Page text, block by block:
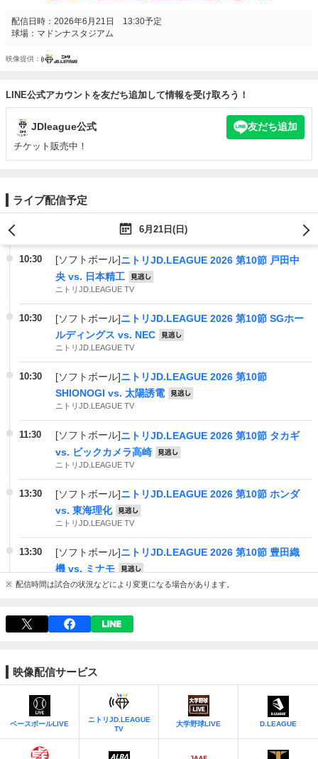
配信日時：2026年6月21日 13:30予定
球場：マドンナスタジアム
映像提供
LINE公式アカウントを友だち追加して情報を受け取ろう！
JDleague公式 友だち追加
チケット販売中！
ライブ配信予定
6月21日(日)
10:30 [ソフトボール]ニトリJD.LEAGUE 2026 第10節 戸田中
央 vs. 日本精工
ニトリJD.LEAGUE TV
10:30 [ソフトボール]ニトリJD.LEAGUE 2026 第10節 SGホー
ルディングス vs. NEC
ニトリJD.LEAGUE TV
10:30 [ソフトボール]ニトリJD.LEAGUE 2026 第10節
SHIONOGI vs. 太陽誘電
ニトリJD.LEAGUE TV
11:30 [ソフトボール]ニトリJD.LEAGUE 2026 第10節 タカギ
vs. ビックカメラ高崎
ニトリJD.LEAGUE TV
13:30 [ソフトボール]ニトリJD.LEAGUE 2026 第10節 ホンダ
vs. 東海理化
ニトリJD.LEAGUE TV
13:30 [ソフトボール]ニトリJD.LEAGUE 2026 第10節 豊田織
機 vs. ミナモ
ニトリJD.LEAGUE TV
行 vs. デンソー
14:30 [ソフトボール]
トヨタ
見逃し
ニトリJD.LEAGUE TV
配信時間は試合の状況などにより変更になる場合があります。
映像配信サービス
ベースボールLIVE
ニトリJD.LEAGUE
TV
大学野球LIVE D.LEAGUE